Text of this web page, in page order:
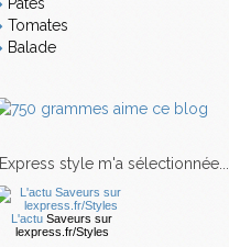
Tomates
Balade
L'Express style m'a sélectionnée...
L'actu Saveurs sur
lexpress.fr/Styles